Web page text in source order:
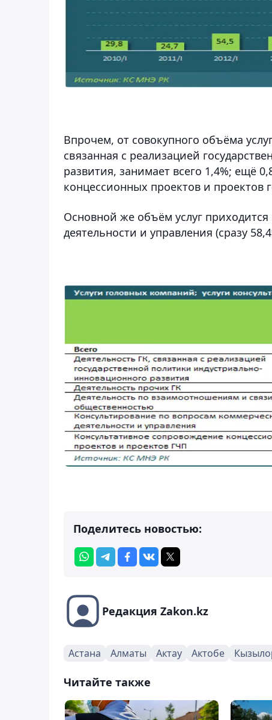
Впрочем, от совокупного объёма
связанная с реализацией
развития, занимает всего 1,4%; ещё
концессионных проектов и проектов
Основной же объём услуг
деятельности и управления (сразу
Поделитесь новостью:
Редакция Zakon.kz
Астана Алматы Актау Актобе
Читайте также